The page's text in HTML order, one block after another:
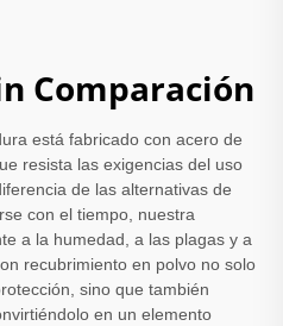
Comparación
está fabricado con acero de
resista las exigencias del uso
de las alternativas de
con el tiempo, nuestra
a la humedad, a las plagas y a
recubrimiento en polvo no solo
sino que también
en un elemento